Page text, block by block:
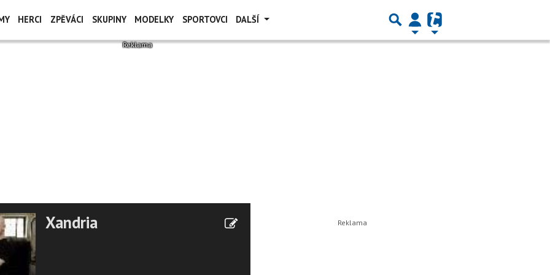
HERCI ZPĚVÁCI SKUPINY MODELKY SPORTOVCI DALŠÍ
Xandria